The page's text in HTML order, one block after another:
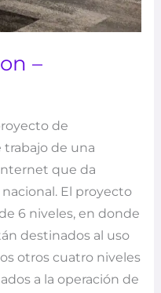
–
de
de una
que da
El proyecto
6 niveles, en donde
destinados al uso
otros cuatro niveles
a la operación de